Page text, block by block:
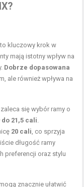
to kluczowy krok w
mają istotny wpływ na
Dobrze dopasowana
ale również wpływa na
się wybór ramy o
do 21,5 cali
20 cali , co sprzyja
długość ramy
preferencji oraz stylu
mogą znacznie ułatwić